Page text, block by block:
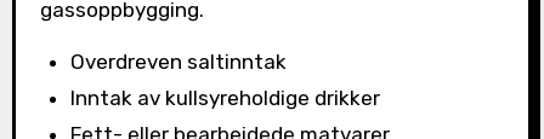
gassoppbygging.
Overdreven saltinntak
Inntak av kullsyreholdige drikker
Fett- eller bearbeidede matvarer